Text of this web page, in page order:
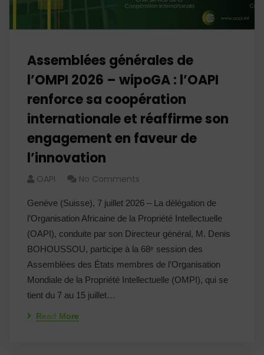
Assemblées générales de
l’OMPI 2026 – wipoGA : l’OAPI
renforce sa coopération
internationale et réaffirme son
engagement en faveur de
l’innovation
OAPI No Comments
Genève (Suisse), 7 juillet 2026 – La délégation de
l’Organisation Africaine de la Propriété Intellectuelle
(OAPI), conduite par son Directeur général, M. Denis
BOHOUSSOU, participe à la 68ᵉ session des
Assemblées des États membres de l’Organisation
Mondiale de la Propriété Intellectuelle (OMPI), qui se
tient du 7 au 15 juillet…
Read More